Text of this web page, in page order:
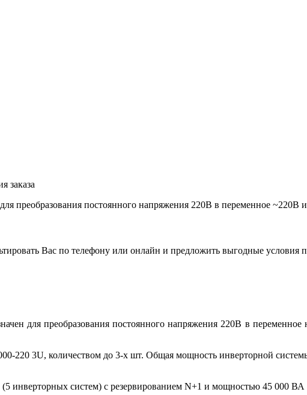
заказа
преобразования постоянного напряжения 220В в переменное
Вас по телефону или онлайн и предложить выгодные условия
для преобразования постоянного напряжения 220В в
220 3U, количеством до 3-х шт. Общая мощность инверторной
(5 инверторных систем) с резервированием N+1 и мощностью 45 000